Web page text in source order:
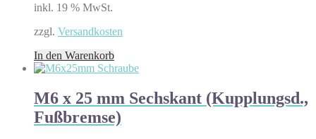
inkl. 19 % MwSt.
zzgl. Versandkosten
In den Warenkorb
M6 x 25 mm Sechskant (Kupplungsd.,
Fußbremse)